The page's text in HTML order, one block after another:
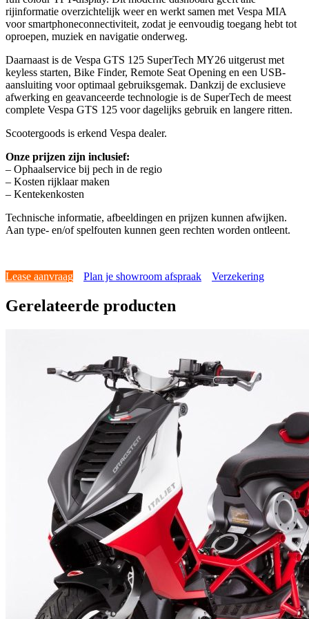
rijinformatie overzichtelijk weer en werkt samen met Vespa MIA
voor smartphoneconnectiviteit, zodat je eenvoudig toegang hebt tot
oproepen, muziek en navigatie onderweg.
Daarnaast is de Vespa GTS 125 SuperTech MY26 uitgerust met
keyless starten, Bike Finder, Remote Seat Opening en een USB-
aansluiting voor optimaal gebruiksgemak. Dankzij de exclusieve
afwerking en geavanceerde technologie is de SuperTech de meest
complete Vespa GTS 125 voor dagelijks gebruik en langere ritten.
Scootergoods is erkend Vespa dealer.
Onze prijzen zijn inclusief:
– Ophaalservice bij pech in de regio
– Kosten rijklaar maken
– Kentekenkosten
Technische informatie, afbeeldingen en prijzen kunnen afwijken.
Aan type- en/of spelfouten kunnen geen rechten worden ontleent.
Lease aanvraag Plan je showroom afspraak Verzekering
Gerelateerde producten